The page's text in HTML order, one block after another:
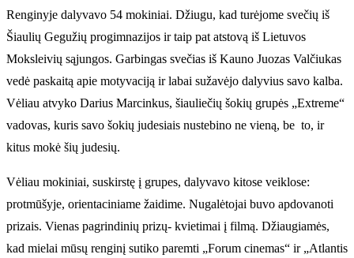
Renginyje dalyvavo 54 mokiniai. Džiugu, kad turėjome svečių iš
Šiaulių Gegužių progimnazijos ir taip pat atstovą iš Lietuvos
Moksleivių sąjungos. Garbingas svečias iš Kauno Juozas Valčiukas
vedė paskaitą apie motyvaciją ir labai sužavėjo dalyvius savo kalba.
Vėliau atvyko Darius Marcinkus, šiauliečių šokių grupės „Extreme“
vadovas, kuris savo šokių judesiais nustebino ne vieną, be to, ir
kitus mokė šių judesių.
Vėliau mokiniai, suskirstę į grupes, dalyvavo kitose veiklose:
protmūšyje, orientaciniame žaidime. Nugalėtojai buvo apdovanoti
prizais. Vienas pagrindinių prizų- kvietimai į filmą. Džiaugiamės,
kad mielai mūsų renginį sutiko paremti „Forum cinemas“ ir „Atlantis